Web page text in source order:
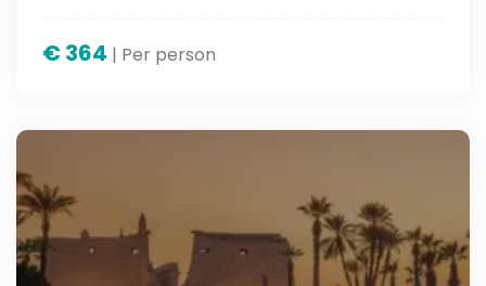
€364 | Per person